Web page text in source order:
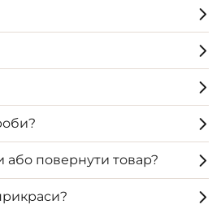
повернути товар?